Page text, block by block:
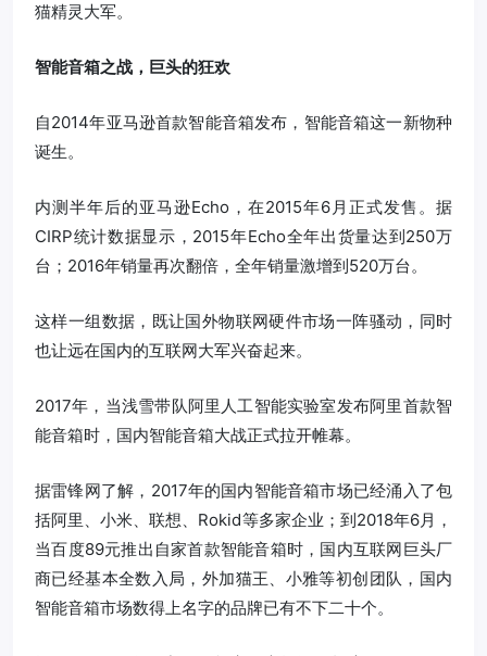
猫精灵大军。
智能音箱之战，巨头的狂欢
自2014年亚马逊首款智能音箱发布，智能音箱这一新物种
诞生。
内测半年后的亚马逊Echo，在2015年6月正式发售。据
CIRP统计数据显示，2015年Echo全年出货量达到250万
台；2016年销量再次翻倍，全年销量激增到520万台。
这样一组数据，既让国外物联网硬件市场一阵骚动，同时
也让远在国内的互联网大军兴奋起来。
2017年，当浅雪带队阿里人工智能实验室发布阿里首款智
能音箱时，国内智能音箱大战正式拉开帷幕。
据雷锋网了解，2017年的国内智能音箱市场已经涌入了包
括阿里、小米、联想、Rokid等多家企业；到2018年6月，
当百度89元推出自家首款智能音箱时，国内互联网巨头厂
商已经基本全数入局，外加猫王、小雅等初创团队，国内
智能音箱市场数得上名字的品牌已有不下二十个。